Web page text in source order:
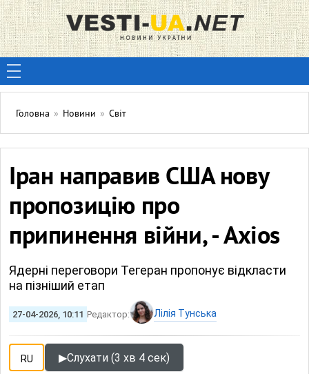
Головна » Новини » Світ
Іран направив США нову
пропозицію про
припинення війни, - Axios
Ядерні переговори Тегеран пропонує відкласти
на пізніший етап
27-04-2026, 10:11 Редактор: Лілія Тунська
RU ▶Слухати (3 хв 4 сек)